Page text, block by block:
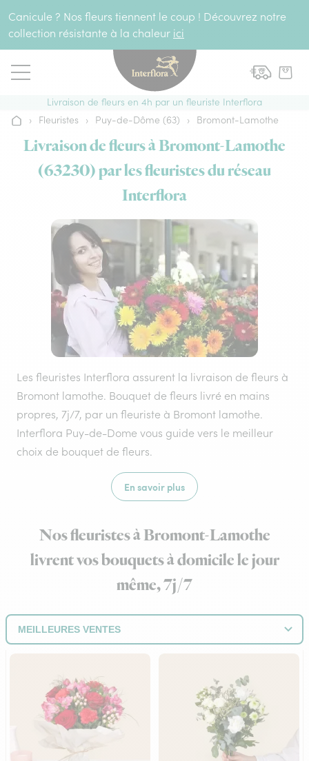
Canicule ? Nos fleurs tiennent le coup ! Découvrez notre
collection résistante à la chaleur ici
Livraison de fleurs en 4h par un fleuriste Interflora
Accueil
› Fleuristes › Puy-de-Dôme (63) › Bromont-Lamothe
Livraison de fleurs à Bromont-Lamothe
(63230) par les fleuristes du réseau
Interflora
Les fleuristes Interflora assurent la livraison de fleurs à
Bromont lamothe. Bouquet de fleurs livré en mains
propres, 7j/7, par un fleuriste à Bromont lamothe.
Interflora Puy-de-Dome vous guide vers le meilleur
choix de bouquet de fleurs.
En savoir plus
Nos fleuristes à Bromont-Lamothe
livrent vos bouquets à domicile le jour
même, 7j/7